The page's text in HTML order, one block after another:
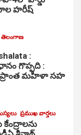
హరీష్
తెలంగాణ
:
గొప్పది :
ప్రాంత మహిళా సహ
ప్రముఖ వార్తలు
కేంద్రాల‌ను